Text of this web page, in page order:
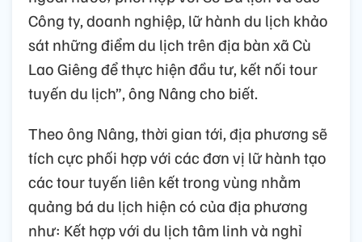
Công ty, doanh nghiệp, lữ hành du lịch khảo
sát những điểm du lịch trên địa bàn xã Cù
Lao Giêng để thực hiện đầu tư, kết nối tour
tuyến du lịch”, ông Nâng cho biết.
Theo ông Nâng, thời gian tới, địa phương sẽ
tích cực phối hợp với các đơn vị lữ hành tạo
các tour tuyến liên kết trong vùng nhằm
quảng bá du lịch hiện có của địa phương
như: Kết hợp với du lịch tâm linh và nghỉ